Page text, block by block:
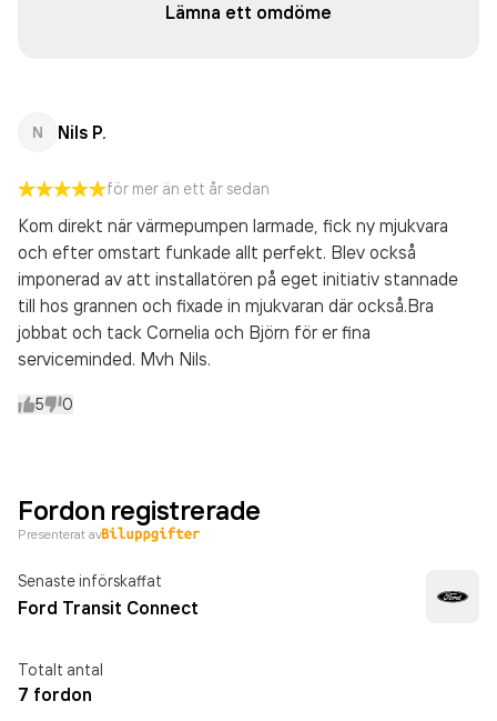
Lämna ett omdöme
N Nils P.
för mer än ett år sedan
Kom direkt när värmepumpen larmade, fick ny mjukvara
och efter omstart funkade allt perfekt. Blev också
imponerad av att installatören på eget initiativ stannade
till hos grannen och fixade in mjukvaran där också.Bra
jobbat och tack Cornelia och Björn för er fina
serviceminded. Mvh Nils.
5 0
Fordon registrerade
Presenterat av
Senaste införskaffat
Ford Transit Connect
Totalt antal
7 fordon